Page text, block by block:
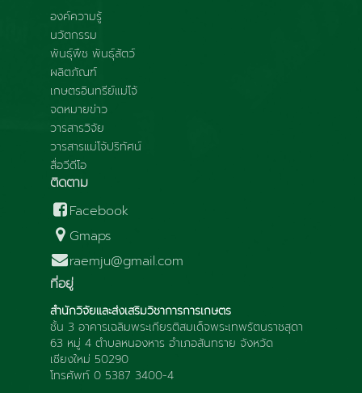
องค์ความรู้
นวัตกรรม
พันธุ์พืช พันธุ์สัตว์
ผลิตภัณฑ์
เกษตรอินทรีย์แม่โจ้
จดหมายข่าว
วารสารวิจัย
วารสารแม่โจ้ปริทัศน์
สื่อวีดีโอ
ติดตาม
Facebook
Gmaps
raemju@gmail.com
ที่อยู่
สำนักวิจัยและส่งเสริมวิชาการการเกษตร
ชั้น 3 อาคารเฉลิมพระเกียรติสมเด็จพระเทพรัตนราชสุดา
63 หมู่ 4 ตำบลหนองหาร อำเภอสันทราย จังหวัด
เชียงใหม่ 50290
โทรศัพท์ 0 5387 3400-4